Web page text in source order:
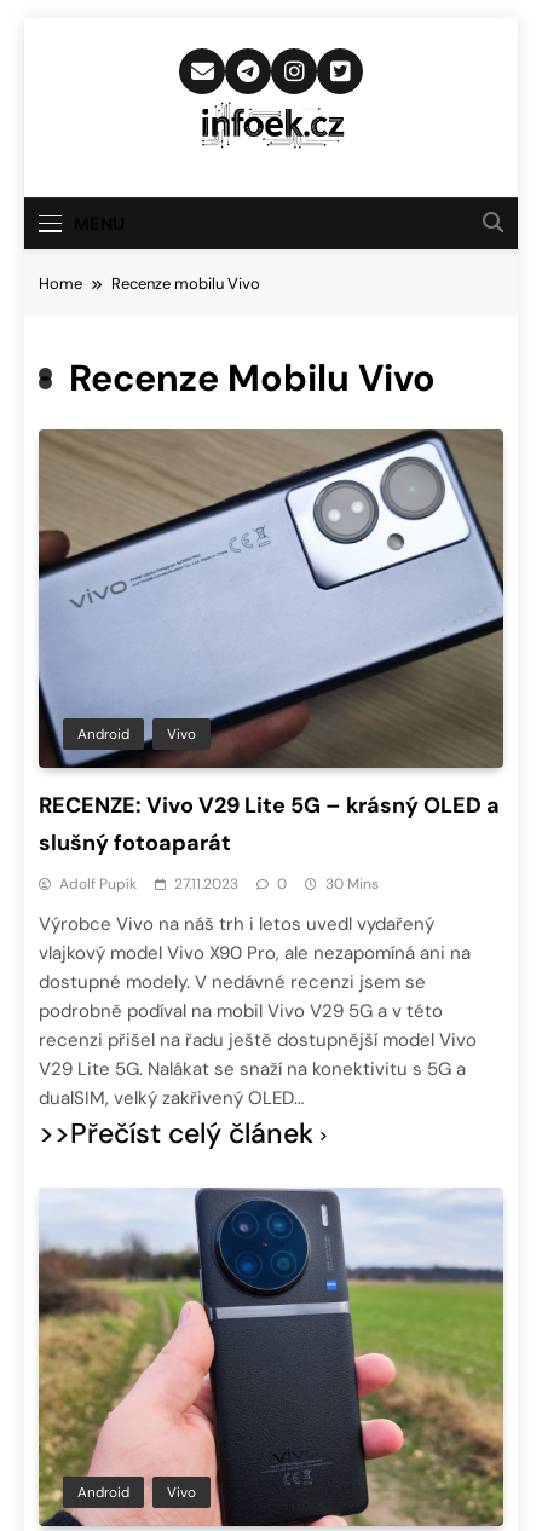
Infoek.cz
Novinkám
Home Recenze mobilu Vivo
Recenze Mobilu Vivo
Android Vivo
RECENZE: Vivo V29 Lite 5G – krásný OLED a
slušný fotoaparát
Adolf Pupík 27.11.2023 0 30 Mins
Výrobce Vivo na náš trh i letos uvedl vydařený
vlajkový model Vivo X90 Pro, ale nezapomíná ani na
dostupné modely. V nedávné recenzi jsem se
podrobně podíval na mobil Vivo V29 5G a v této
recenzi přišel na řadu ještě dostupnější model Vivo
V29 Lite 5G. Nalákat se snaží na konektivitu s 5G a
dualSIM, velký zakřivený OLED…
>>Přečíst celý článek
Android Vivo